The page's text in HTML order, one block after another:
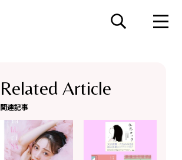
Related Article
関連記事